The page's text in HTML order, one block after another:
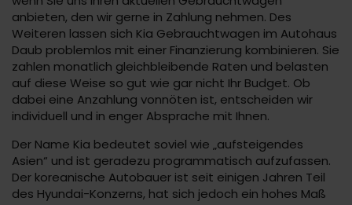
anbieten, den wir gerne in Zahlung nehmen. Des
Weiteren lassen sich Kia Gebrauchtwagen im Autohaus
Daub problemlos mit einer Finanzierung kombinieren. Sie
zahlen monatlich gleichbleibende Raten und belasten
auf diese Weise so gut wie gar nicht Ihr Budget. Ob
dabei eine Anzahlung vonnöten ist, entscheiden wir
individuell und in enger Absprache mit Ihnen.
Der Name Kia bedeutet soviel wie „aufsteigendes
Asien“ und ist geradezu programmatisch aufzufassen.
Der koreanische Autobauer ist seit einigen Jahren Teil
des Hyundai-Konzerns, hat sich jedoch ein hohes Maß